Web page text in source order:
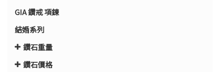
GIA 鑽戒 項鍊
結婚系列
鑽石重量
鑽石價格